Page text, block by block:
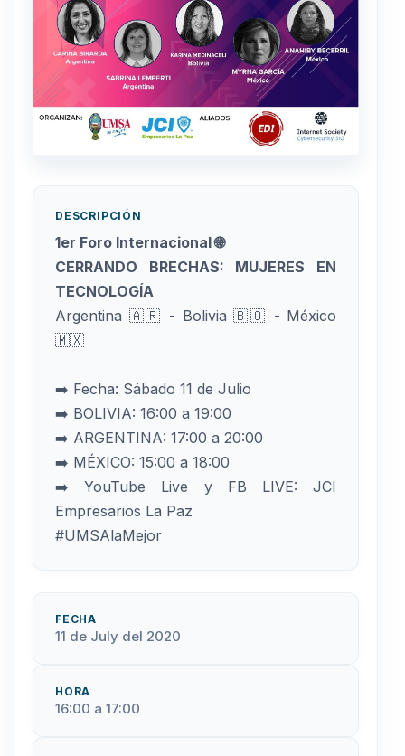
DESCRIPCIÓN
1er Foro Internacional 🌐
CERRANDO BRECHAS: MUJERES EN
TECNOLOGÍA
Argentina 🇦🇷 - Bolivia 🇧🇴 - México
🇲🇽
➡️ Fecha: Sábado 11 de Julio
➡️ BOLIVIA: 16:00 a 19:00
➡️ ARGENTINA: 17:00 a 20:00
➡️ MÉXICO: 15:00 a 18:00
➡️ YouTube Live y FB LIVE: JCI
Empresarios La Paz
#UMSAlaMejor
FECHA
11 de July del 2020
HORA
16:00 a 17:00